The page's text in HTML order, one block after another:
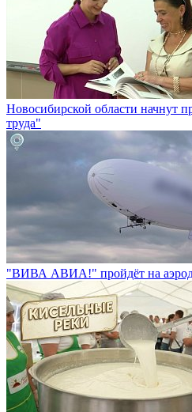
Новосибирской области начнут
труда"
"ВИВА АВИА!" пройдёт на